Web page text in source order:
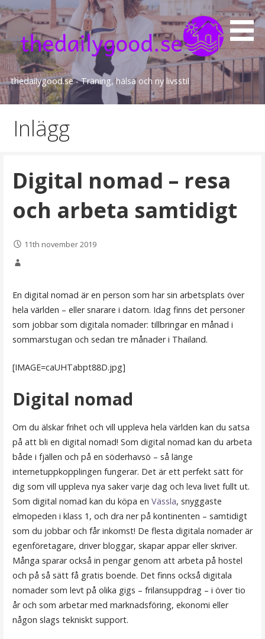
Gå
till
innehåll
thedailygood.se - Träning, hälsa och ny livsstil
Inlägg
Digital nomad – resa
och arbeta samtidigt
11th november 2019
En digital nomad är en person som har sin arbetsplats över
hela världen – eller snarare i datorn. Idag finns det personer
som jobbar som digitala nomader: tillbringar en månad i
sommarstugan och sedan tre månader i Thailand.
[IMAGE=caUHTabpt88D.jpg]
Digital nomad
Om du älskar frihet och vill uppleva hela världen kan du satsa
på att bli en digital nomad! Som digital nomad kan du arbeta
både i fjällen och på en söderhavsö – så länge
internetuppkopplingen fungerar. Det är ett perfekt sätt för
dig som vill uppleva nya saker varje dag och leva livet fullt ut.
Som digital nomad kan du köpa en Vässla, snyggaste
elmopeden i klass 1, och dra ner på kontinenten – samtidigt
som du jobbar och får inkomst! De flesta digitala nomader är
egenföretagare, driver bloggar, skapar appar eller skriver.
Många sparar också in pengar genom att arbeta på hostel
och på så sätt få gratis boende. Det finns också digitala
nomader som levt på olika gigs – frilansuppdrag – i över tio
år och som arbetar med marknadsföring, ekonomi eller
någon slags tekniskt support.